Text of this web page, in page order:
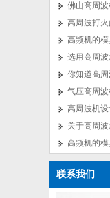
佛山高周
高周波打
高频机的
选用高周
高周波机
关于高周
高频机的
联系我们